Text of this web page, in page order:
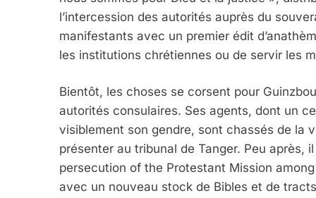
l’intercession des autorités auprès du
manifestants avec un premier édit
les institutions chrétiennes ou de servir les
Bientôt, les choses se corsent pour
autorités consulaires. Ses agents, dont un
visiblement son gendre, sont chassés de la
présenter au tribunal de Tanger. Peu après,
persecution of the Protestant Mission
avec un nouveau stock de Bibles et de